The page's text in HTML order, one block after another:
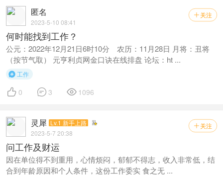
 关注
匿名
2023-5-10 08:41
何时能找到工作？
公元：2022年12月21日6时10分 农历：11月28日 月将：丑将
（按节气取） 元亨利贞网金口诀在线排盘 论坛：ht ...
 工作
 0  3  1096
 关注
灵犀 Lv.1 新手上路
2023-5-7 20:38
问工作及财运
因在单位得不到重用，心情烦闷，郁郁不得志，收入非常低，结
合到年龄原因和个人条件，这份工作委实 食之无 ...